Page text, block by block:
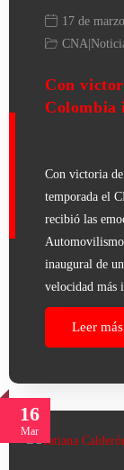
17 de
CNA|
Con
Colombia
Con victoria
temporada el
recibió las
inaugural de
velocidad más
Leer
16
Mar